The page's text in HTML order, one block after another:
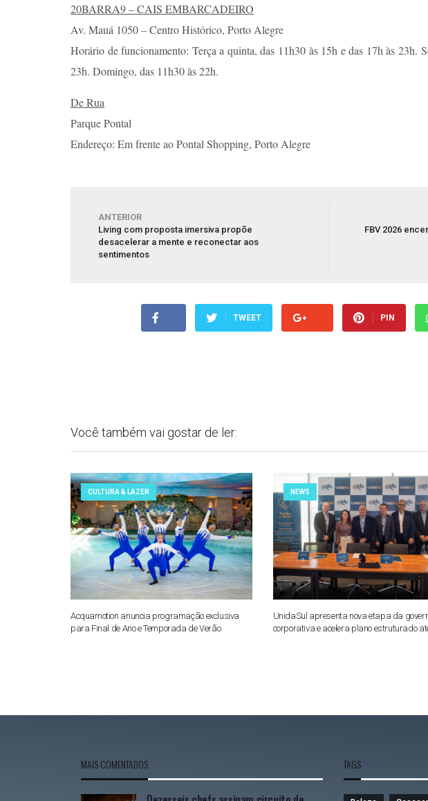
20BARRA9 – CAIS EMBARCADEIRO
Av. Mauá 1050 – Centro Histórico, Porto Alegre
Horário de funcionamento: Terça a quinta, das 11h30 às 15h e das 17h às 23h.
23h. Domingo, das 11h30 às 22h.
De Rua
Parque Pontal
Endereço: Em frente ao Pontal Shopping, Porto Alegre
ANTERIOR
Living com proposta imersiva propõe
desacelerar a mente e reconectar aos
sentimentos
FBV 2026
TWEET PIN
Você também vai gostar de ler:
CULTURA & LAZER
Acquamotion anuncia programação exclusiva
para Final de Ano e Temporada de Verão
NEWS
UnidaSul apresenta nova etapa da
corporativa e acelera plano estruturado
MAIS COMENTADOS TAGS